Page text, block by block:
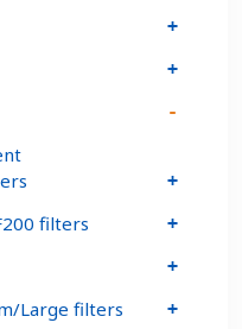
filters
Large filters